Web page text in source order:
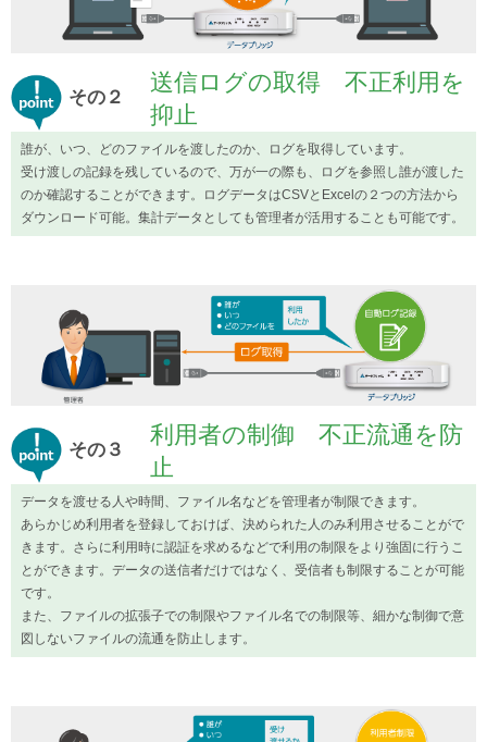
その２
送信ログの取得 不正利用を
抑止
誰が、いつ、どのファイルを渡したのか、ログを取得しています。
受け渡しの記録を残しているので、万が一の際も、ログを参照し誰が渡した
のか確認することができます。ログデータはCSVとExcelの２つの方法から
ダウンロード可能。集計データとしても管理者が活用することも可能です。
その３
利用者の制御 不正流通を防
止
データを渡せる人や時間、ファイル名などを管理者が制限できます。
あらかじめ利用者を登録しておけば、決められた人のみ利用させることがで
きます。さらに利用時に認証を求めるなどで利用の制限をより強固に行うこ
とができます。データの送信者だけではなく、受信者も制限することが可能
です。
また、ファイルの拡張子での制限やファイル名での制限等、細かな制御で意
図しないファイルの流通を防止します。